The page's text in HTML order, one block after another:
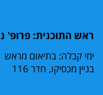
ראש התוכנית: פרופ'
ימי קבלה: בתיאום מראש
בניין מכסיקו, חדר 116